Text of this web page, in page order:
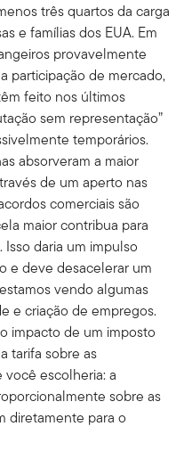
três quartos da carga
e famílias dos EUA. Em
provavelmente
participação de mercado,
feito nos últimos
sem representação”
temporários.
absorveram a maior
de um aperto nas
comerciais são
maior contribua para
daria um impulso
e deve desacelerar um
vendo algumas
e criação de empregos.
impacto de um imposto
tarifa sobre as
escolheria: a
sobre as
diretamente para o